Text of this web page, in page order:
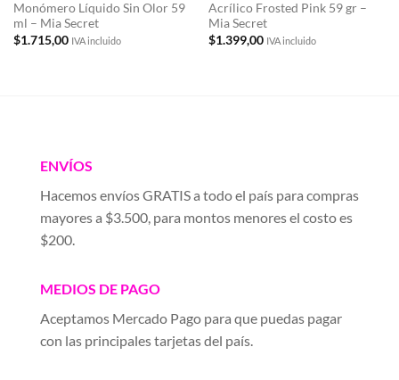
Monómero Líquido Sin Olor 59
ml – Mia Secret
$1.715,00 IVA incluido
Acrílico Frosted Pink 59 gr –
Mia Secret
$1.399,00 IVA incluido
ENVÍOS
Hacemos envíos GRATIS a todo el país para compras
mayores a $3.500, para montos menores el costo es
$200.
MEDIOS DE PAGO
Aceptamos Mercado Pago para que puedas pagar
con las principales tarjetas del país.